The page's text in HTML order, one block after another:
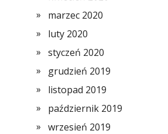
marzec 2020
luty 2020
styczeń 2020
grudzień 2019
listopad 2019
październik 2019
wrzesień 2019